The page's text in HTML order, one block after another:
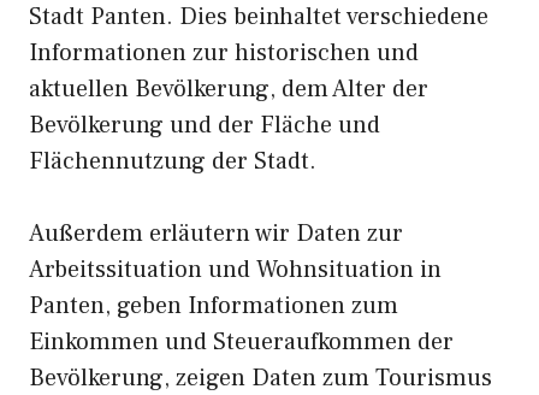
Stadt Panten. Dies beinhaltet verschiedene
Informationen zur historischen und
aktuellen Bevölkerung, dem Alter der
Bevölkerung und der Fläche und
Flächennutzung der Stadt.
Außerdem erläutern wir Daten zur
Arbeitssituation und Wohnsituation in
Panten, geben Informationen zum
Einkommen und Steueraufkommen der
Bevölkerung, zeigen Daten zum Tourismus